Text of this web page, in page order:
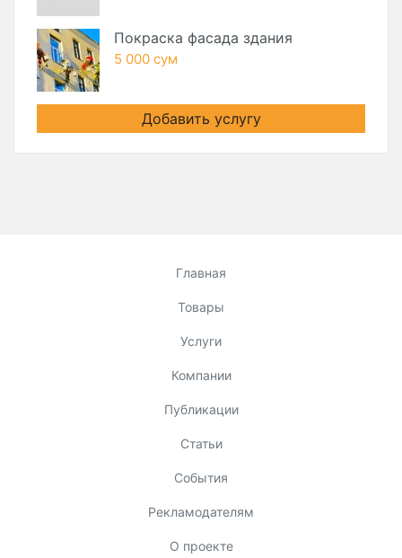
Покраска фасада здания
5 000 сум
Добавить услугу
Главная
Товары
Услуги
Компании
Публикации
Статьи
События
Рекламодателям
О проекте